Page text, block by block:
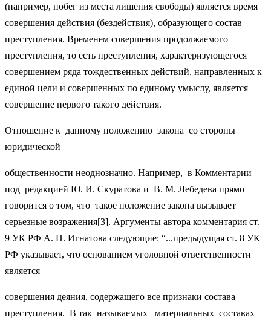
(например, побег из места лишения свободы) является время
совершения действия (бездействия), образующего состав
преступления. Временем совершения продолжаемого
преступления, то есть преступления, характеризующегося
совершением ряда тождественных действий, направленных к
единой цели и совершенных по единому умыслу, является
совершение первого такого действия.
Отношение к данному положению закона со стороны
юридической
общественности неоднозначно. Например, в Комментарии
под редакцией Ю. И. Скуратова и В. М. Лебедева прямо
говорится о том, что такое положение закона вызывает
серьезные возражения[3]. Аргументы автора комментария ст.
9 УК РФ А. Н. Игнатова следующие: “...предыдущая ст. 8 УК
РФ указывает, что основанием уголовной ответственности
является
совершения деяния, содержащего все признаки состава
преступления. В так называемых материальных составах